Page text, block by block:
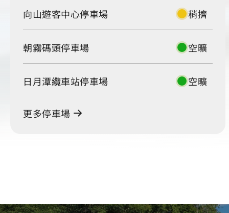
向山遊客中心停車場 稍擠
朝霧碼頭停車場 空曠
日月潭纜車站停車場 空曠
更多停車場